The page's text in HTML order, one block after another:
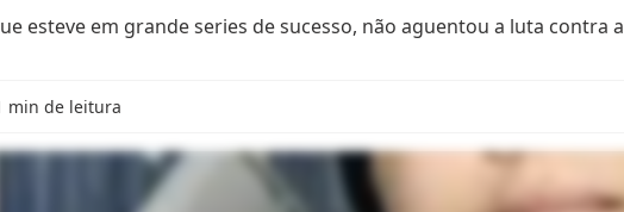
esteve em grande series de sucesso, não aguentou a luta contra a
min de leitura